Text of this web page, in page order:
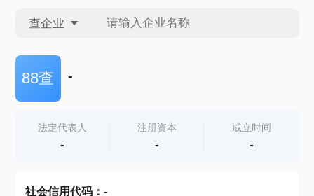
查企业
查企业
查产地
88查 -
法定代表人
-
注册资本
-
成立时间
-
社会信用代码： -